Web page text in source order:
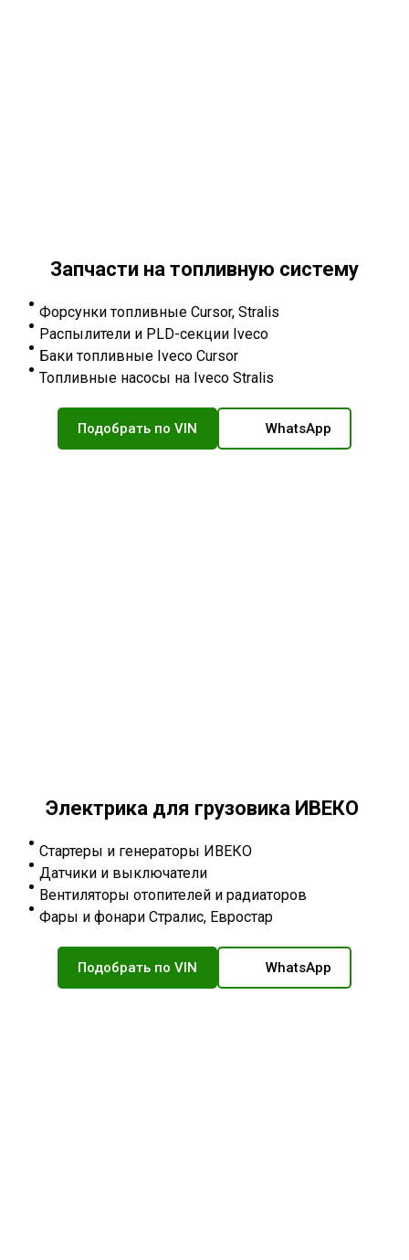
Запчасти на топливную систему
Форсунки топливные Cursor, Stralis
Распылители и PLD-секции Iveco
Баки топливные Iveco Cursor
Топливные насосы на Iveco Stralis
Подобрать по VIN WhatsApp
Электрика для грузовика ИВЕКО
Стартеры и генераторы ИВЕКО
Датчики и выключатели
Вентиляторы отопителей и радиаторов
Фары и фонари Стралис, Евростар
Подобрать по VIN WhatsApp